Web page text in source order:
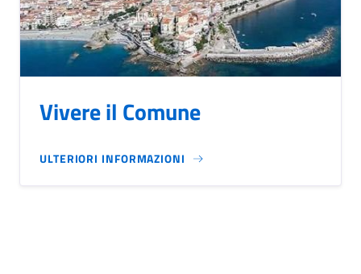
Vivere il Comune
ULTERIORI INFORMAZIONI